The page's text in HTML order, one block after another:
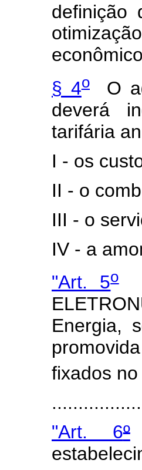
§ 4oO
deverá
tarifária
I - os
II - o
III - o
IV - a
"Art. 5oA
Energia,
fixados no
"Art. 6º